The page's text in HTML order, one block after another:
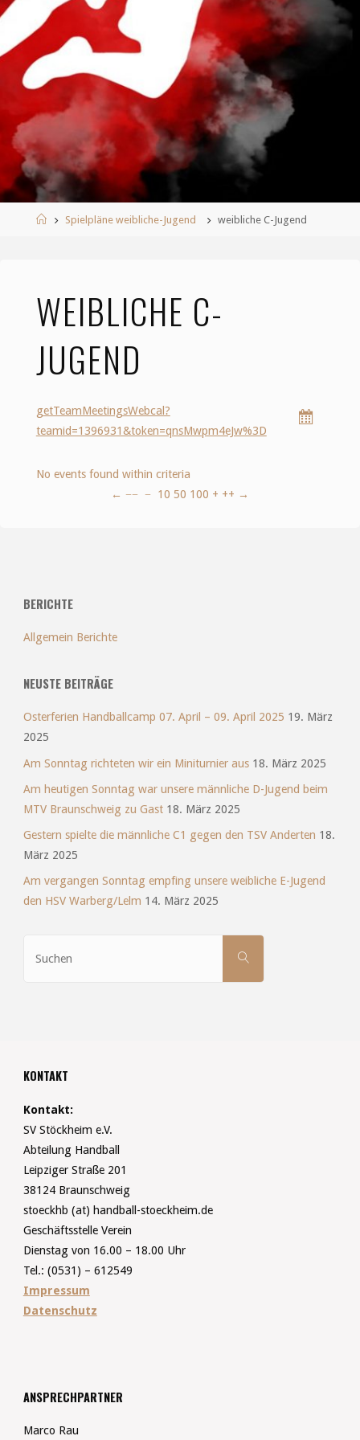
StartSpielpläne weibliche-Jugend weibliche C-Jugend
WEIBLICHE C-
JUGEND
getTeamMeetingsWebcal?
teamid=1396931&token=qnsMwpm4eJw%3D
No events found within criteria
← −− − 10 50 100 + ++ →
BERICHTE
Allgemein Berichte
NEUSTE BEITRÄGE
Osterferien Handballcamp 07. April – 09. April 2025 19. März
2025
Am Sonntag richteten wir ein Miniturnier aus 18. März 2025
Am heutigen Sonntag war unsere männliche D-Jugend beim
MTV Braunschweig zu Gast 18. März 2025
Gestern spielte die männliche C1 gegen den TSV Anderten 18.
März 2025
Am vergangen Sonntag empfing unsere weibliche E-Jugend
den HSV Warberg/Lelm 14. März 2025
SUCHEN
KONTAKT
Kontakt:
SV Stöckheim e.V.
Abteilung Handball
Leipziger Straße 201
38124 Braunschweig
stoeckhb (at) handball-stoeckheim.de
Geschäftsstelle Verein
Dienstag von 16.00 – 18.00 Uhr
Tel.: (0531) – 612549
Impressum
Datenschutz
ANSPRECHPARTNER
Marco Rau